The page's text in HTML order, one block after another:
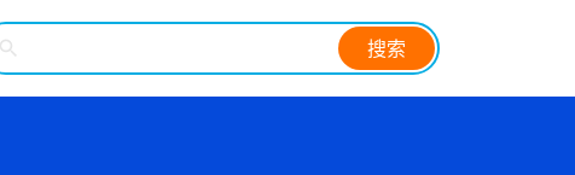
搜索